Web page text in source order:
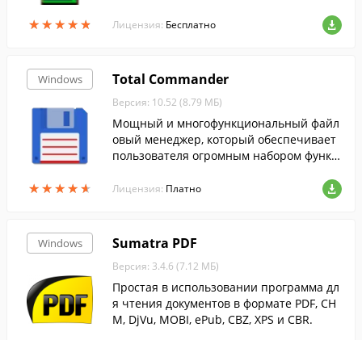
★★★★★
★★★★★
здавать MP3, видео книги и слайдшоу....
Лицензия: Бесплатно
Windows
★★★★★
★★★★★
Total Commander
Версия: 10.52 (8.79 МБ)
Мощный и многофункциональный файл
овый менеджер, который обеспечивает
пользователя огромным набором функц
и папками.
Лицензия: Платно
Windows Sumatra PDF
Версия: 3.4.6 (7.12 МБ)
Простая в использовании программа дл
я чтения документов в формате PDF, CH
M, DjVu, MOBI, ePub, CBZ, XPS и CBR.